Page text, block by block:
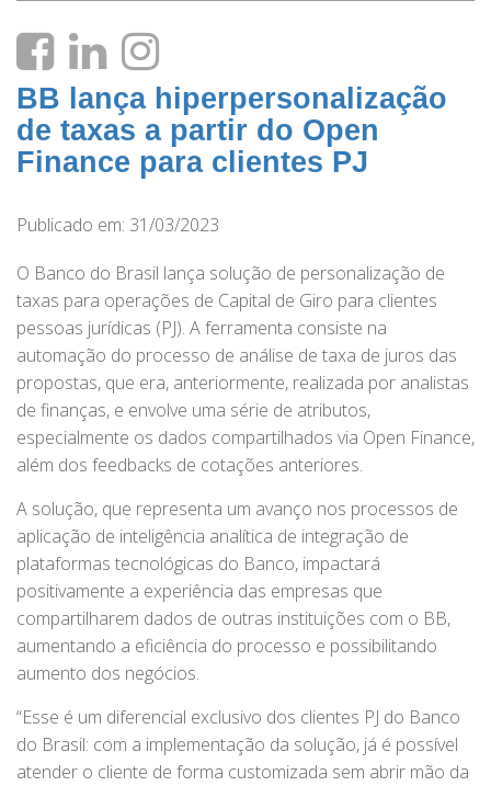
BB lança hiperpersonalização
de taxas a partir do Open
Finance para clientes PJ
Publicado em: 31/03/2023
O Banco do Brasil lança solução de personalização de
taxas para operações de Capital de Giro para clientes
pessoas jurídicas (PJ). A ferramenta consiste na
automação do processo de análise de taxa de juros das
propostas, que era, anteriormente, realizada por analistas
de finanças, e envolve uma série de atributos,
especialmente os dados compartilhados via Open Finance,
além dos feedbacks de cotações anteriores.
A solução, que representa um avanço nos processos de
aplicação de inteligência analítica de integração de
plataformas tecnológicas do Banco, impactará
positivamente a experiência das empresas que
compartilharem dados de outras instituições com o BB,
aumentando a eficiência do processo e possibilitando
aumento dos negócios.
“Esse é um diferencial exclusivo dos clientes PJ do Banco
do Brasil: com a implementação da solução, já é possível
atender o cliente de forma customizada sem abrir mão da